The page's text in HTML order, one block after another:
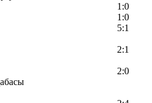
1:0
1:0
5:1
2:1
2:0